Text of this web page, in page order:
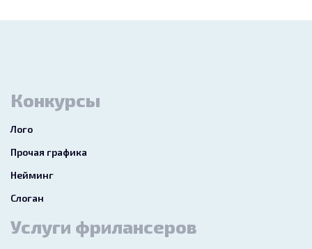
Конкурсы
Лого
Прочая графика
Нейминг
Слоган
Услуги фрилансеров